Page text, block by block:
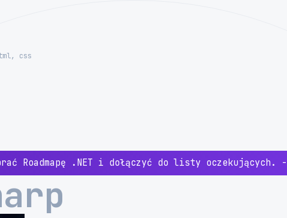
css
Roadmapę .NET i dołączyć do listy oczekujących. -